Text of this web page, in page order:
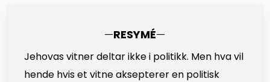
—RESYMÉ—
Jehovas vitner deltar ikke i politikk. Men hva vil
hende hvis et vitne aksepterer en politisk